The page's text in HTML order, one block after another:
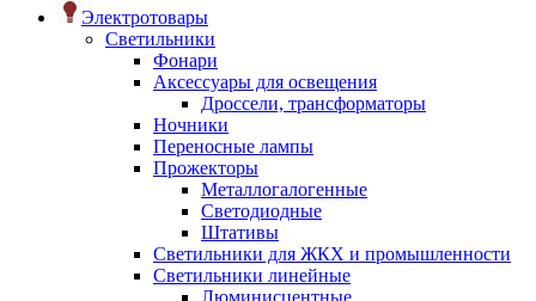
Электротовары
Светильники
Фонари
Аксессуары для освещения
Дроссели, трансформаторы
Ночники
Переносные лампы
Прожекторы
Металлогалогенные
Светодиодные
Штативы
Светильники для ЖКХ и промышленности
Светильники линейные
Люминисцентные